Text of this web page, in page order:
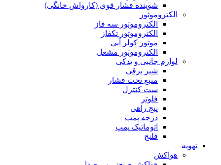
شوینده فشار قوی (کارواش خانگی)
الکتروموتور
الکتروموتور سه فاز
الکتروموتور تکفاز
موتور کولر آبی
الکتروموتور مشعل
لوازم جانبی و یدکی
شیر برقی
منبع تحت فشار
ست کنترل
فلوتر
پنج راهی
درجه پمپ
اتوماتیک پمپ
فلنج
تهویه
هواکش